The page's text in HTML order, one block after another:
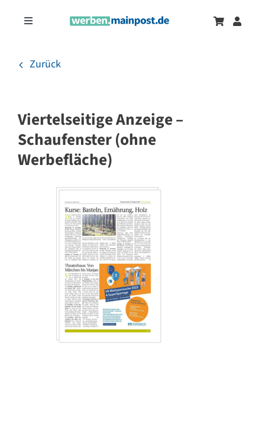
InhaltToggle
Onlinewerbung
Zurück
Viertelseitige Anzeige –
Schaufenster (ohne
Werbefläche)